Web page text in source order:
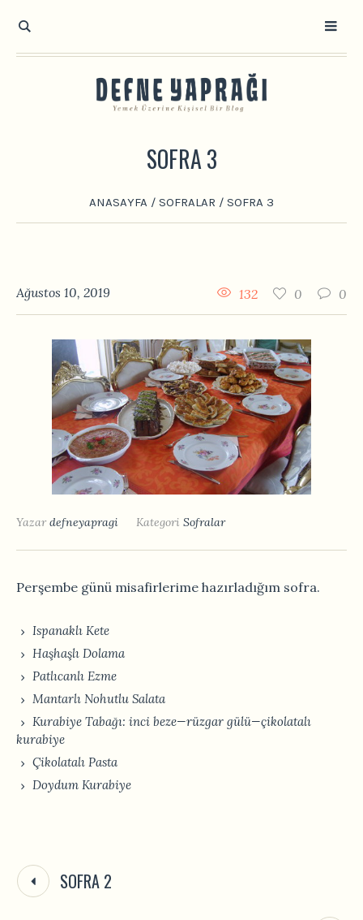
SOFRA 3
ANASAYFA / SOFRALAR / SOFRA 3
Ağustos 10, 2019 0
0
132
Yazardefneyapragi Kategori Sofralar
Perşembe günü misafirlerime hazırladığım sofra.
Ispanaklı Kete
Haşhaşlı Dolama
Patlıcanlı Ezme
Mantarlı Nohutlu Salata
Kurabiye Tabağı: inci beze—rüzgar gülü—çikolatalı
kurabiye
Çikolatalı Pasta
Doydum Kurabiye
SOFRA 2